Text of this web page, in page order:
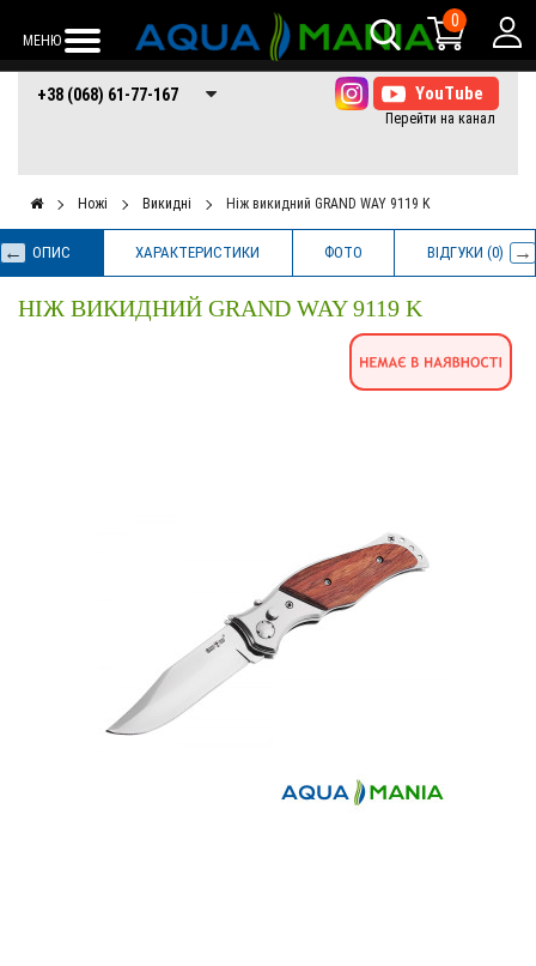
МЕНЮ
0
+38 (068) 61-77-
167
+38 (066) 61-77-+38 (073) 61-77-
167
+38 (068) 61-77-167
Ножі Викидні Ніж викидний GRAND WAY 9119 K
ОПИС ХАРАКТЕРИСТИКИ ФОТО ВІДГУКИ (0)
НІЖ ВИКИДНИЙ GRAND WAY 9119 K